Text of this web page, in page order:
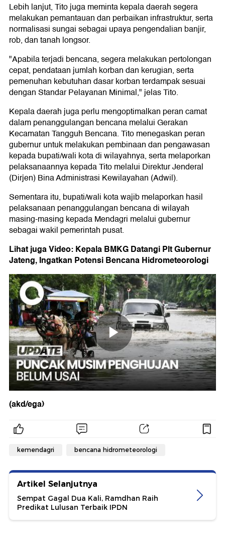
Lebih lanjut, Tito juga meminta kepala daerah segera
melakukan pemantauan dan perbaikan infrastruktur, serta
normalisasi sungai sebagai upaya pengendalian banjir,
rob, dan tanah longsor.
"Apabila terjadi bencana, segera melakukan pertolongan
cepat, pendataan jumlah korban dan kerugian, serta
pemenuhan kebutuhan dasar korban terdampak sesuai
dengan Standar Pelayanan Minimal," jelas Tito.
Kepala daerah juga perlu mengoptimalkan peran camat
dalam penanggulangan bencana melalui Gerakan
Kecamatan Tangguh Bencana. Tito menegaskan peran
gubernur untuk melakukan pembinaan dan pengawasan
kepada bupati/wali kota di wilayahnya, serta melaporkan
pelaksanaannya kepada Tito melalui Direktur Jenderal
(Dirjen) Bina Administrasi Kewilayahan (Adwil).
Sementara itu, bupati/wali kota wajib melaporkan hasil
pelaksanaan penanggulangan bencana di wilayah
masing-masing kepada Mendagri melalui gubernur
sebagai wakil pemerintah pusat.
Lihat juga Video: Kepala BMKG Datangi Plt Gubernur
Jateng, Ingatkan Potensi Bencana Hidrometeorologi
(akd/ega)
kemendagri bencana hidrometeorologi
Artikel Selanjutnya
Sempat Gagal Dua Kali, Ramdhan Raih
Predikat Lulusan Terbaik IPDN